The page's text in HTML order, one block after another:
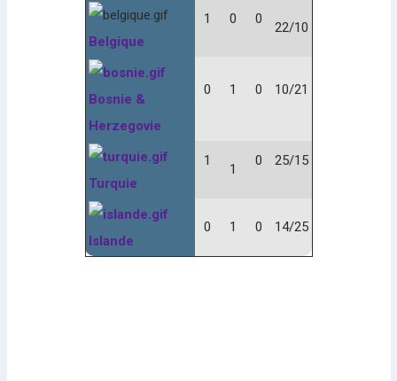
Belgique
1 0 0
22/10
Bosnie &
Herzegovie
0 1 0 10/21
Turquie
1
1
0 25/15
Islande
0 1 0 14/25